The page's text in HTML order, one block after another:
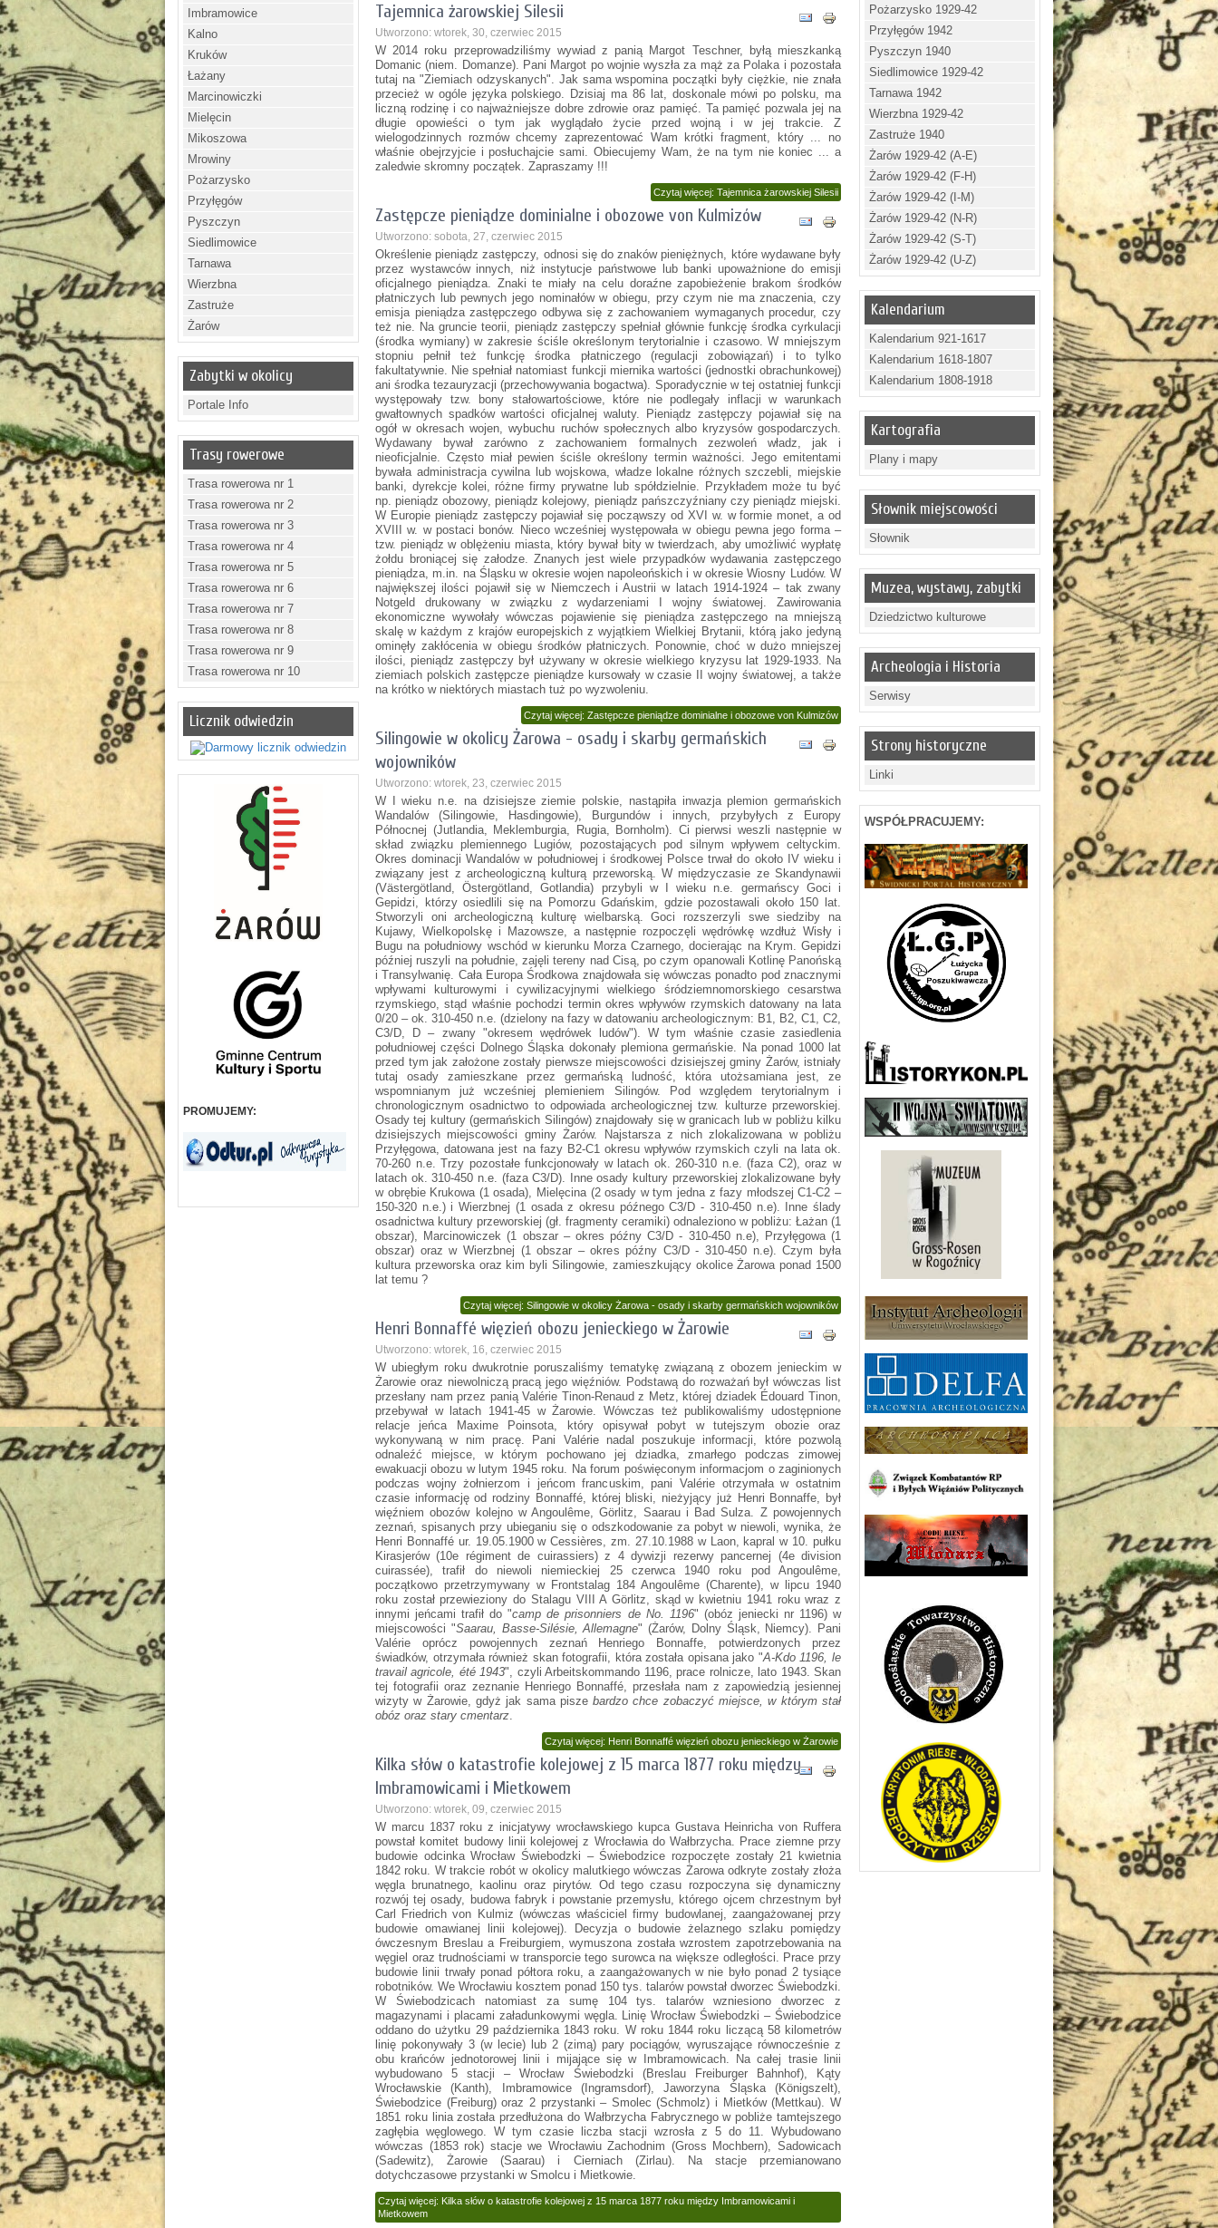
Imbramowice
Kalno
Kruków
Łażany
Marcinowiczki
Mielęcin
Mikoszowa
Mrowiny
Pożarzysko
Przyłęgów
Pyszczyn
Siedlimowice
Tarnawa
Wierzbna
Zastruże
Żarów
Zabytki w okolicy
Portale Info
Trasy rowerowe
Trasa rowerowa nr 1
Trasa rowerowa nr 2
Trasa rowerowa nr 3
Trasa rowerowa nr 4
Trasa rowerowa nr 5
Trasa rowerowa nr 6
Trasa rowerowa nr 7
Trasa rowerowa nr 8
Trasa rowerowa nr 9
Trasa rowerowa nr 10
Licznik odwiedzin
PROMUJEMY:
Tajemnica żarowskiej Silesii
Utworzono: wtorek, 30, czerwiec 2015
W 2014 roku przeprowadziliśmy wywiad z panią Margot Teschner, byłą mieszkanką
Domanic (niem. Domanze). Pani Margot po wojnie wyszła za mąż za Polaka i pozostała
tutaj na "Ziemiach odzyskanych". Jak sama wspomina początki były ciężkie, nie znała
przecież w ogóle języka polskiego. Dzisiaj ma 86 lat, doskonale mówi po polsku, ma
liczną rodzinę i co najważniejsze dobre zdrowie oraz pamięć. Ta pamięć pozwala jej na
długie opowieści o tym jak wyglądało życie przed wojną i w jej trakcie. Z
wielogodzinnych rozmów chcemy zaprezentować Wam krótki fragment, który ... no
właśnie obejrzyjcie i posłuchajcie sami. Obiecujemy Wam, że na tym nie koniec ... a
zaledwie skromny początek. Zapraszamy !!!
Czytaj więcej: Tajemnica żarowskiej Silesii
Zastępcze pieniądze dominialne i obozowe von Kulmizów
Utworzono: sobota, 27, czerwiec 2015
Określenie pieniądz zastępczy, odnosi się do znaków pieniężnych, które wydawane były
przez wystawców innych, niż instytucje państwowe lub banki upoważnione do emisji
oficjalnego pieniądza. Znaki te miały na celu doraźne zapobieżenie brakom środków
płatniczych lub pewnych jego nominałów w obiegu, przy czym nie ma znaczenia, czy
emisja pieniądza zastępczego odbywa się z zachowaniem wymaganych procedur, czy
też nie. Na gruncie teorii, pieniądz zastępczy spełniał głównie funkcję środka cyrkulacji
(środka wymiany) w zakresie ściśle określonym terytorialnie i czasowo. W mniejszym
stopniu pełnił też funkcję środka płatniczego (regulacji zobowiązań) i to tylko
fakultatywnie. Nie spełniał natomiast funkcji miernika wartości (jednostki obrachunkowej)
ani środka tezauryzacji (przechowywania bogactwa). Sporadycznie w tej ostatniej funkcji
występowały tzw. bony stałowartościowe, które nie podlegały inflacji w warunkach
gwałtownych spadków wartości oficjalnej waluty. Pieniądz zastępczy pojawiał się na
ogół w okresach wojen, wybuchu ruchów społecznych albo kryzysów gospodarczych.
Wydawany bywał zarówno z zachowaniem formalnych zezwoleń władz, jak i
nieoficjalnie. Często miał pewien ściśle określony termin ważności. Jego emitentami
bywała administracja cywilna lub wojskowa, władze lokalne różnych szczebli, miejskie
banki, dyrekcje kolei, różne firmy prywatne lub spółdzielnie. Przykładem może tu być
np. pieniądz obozowy, pieniądz kolejowy, pieniądz pańszczyźniany czy pieniądz miejski.
W Europie pieniądz zastępczy pojawiał się począwszy od XVI w. w formie monet, a od
XVIII w. w postaci bonów. Nieco wcześniej występowała w obiegu pewna jego forma –
tzw. pieniądz w oblężeniu miasta, który bywał bity w twierdzach, aby umożliwić wypłatę
żołdu broniącej się załodze. Znanych jest wiele przypadków wydawania zastępczego
pieniądza, m.in. na Śląsku w okresie wojen napoleońskich i w okresie Wiosny Ludów. W
największej ilości pojawił się w Niemczech i Austrii w latach 1914-1924 – tak zwany
Notgeld drukowany w związku z wydarzeniami I wojny światowej. Zawirowania
ekonomiczne wywołały wówczas pojawienie się pieniądza zastępczego na mniejszą
skalę w każdym z krajów europejskich z wyjątkiem Wielkiej Brytanii, którą jako jedyną
ominęły zakłócenia w obiegu środków płatniczych. Ponownie, choć w dużo mniejszej
ilości, pieniądz zastępczy był używany w okresie wielkiego kryzysu lat 1929-1933. Na
ziemiach polskich zastępcze pieniądze kursowały w czasie II wojny światowej, a także
na krótko w niektórych miastach tuż po wyzwoleniu.
Czytaj więcej: Zastępcze pieniądze dominialne i obozowe von Kulmizów
Silingowie w okolicy Żarowa - osady i skarby germańskich
wojowników
Utworzono: wtorek, 23, czerwiec 2015
W I wieku n.e. na dzisiejsze ziemie polskie, nastąpiła inwazja plemion germańskich
Wandalów (Silingowie, Hasdingowie), Burgundów i innych, przybyłych z Europy
Północnej (Jutlandia, Meklemburgia, Rugia, Bornholm). Ci pierwsi weszli następnie w
skład związku plemiennego Lugiów, pozostających pod silnym wpływem celtyckim.
Okres dominacji Wandalów w południowej i środkowej Polsce trwał do około IV wieku i
związany jest z archeologiczną kulturą przeworską. W międzyczasie ze Skandynawii
(Västergötland, Östergötland, Gotlandia) przybyli w I wieku n.e. germańscy Goci i
Gepidzi, którzy osiedlili się na Pomorzu Gdańskim, gdzie pozostawali około 150 lat.
Stworzyli oni archeologiczną kulturę wielbarską. Goci rozszerzyli swe siedziby na
Kujawy, Wielkopolskę i Mazowsze, a następnie rozpoczęli wędrówkę wzdłuż Wisły i
Bugu na południowy wschód w kierunku Morza Czarnego, docierając na Krym. Gepidzi
później ruszyli na południe, zajęli tereny nad Cisą, po czym opanowali Kotlinę Panońską
i Transylwanię. Cała Europa Środkowa znajdowała się wówczas ponadto pod znacznymi
wpływami kulturowymi i cywilizacyjnymi wielkiego śródziemnomorskiego cesarstwa
rzymskiego, stąd właśnie pochodzi termin okres wpływów rzymskich datowany na lata
0/20 – ok. 310-450 n.e. (dzielony na fazy w datowaniu archeologicznym: B1, B2, C1, C2,
C3/D, D – zwany "okresem wędrówek ludów"). W tym właśnie czasie zasiedlenia
południowej części Dolnego Śląska dokonały plemiona germańskie. Na ponad 1000 lat
przed tym jak założone zostały pierwsze miejscowości dzisiejszej gminy Żarów, istniały
tutaj osady zamieszkane przez germańską ludność, która utożsamiana jest, ze
wspomnianym już wcześniej plemieniem Silingów. Pod względem terytorialnym i
chronologicznym osadnictwo to odpowiada archeologicznej tzw. kulturze przeworskiej.
Osady tej kultury (germańskich Silingów) znajdowały się w granicach lub w pobliżu kilku
dzisiejszych miejscowości gminy Żarów. Najstarsza z nich zlokalizowana w pobliżu
Przyłęgowa, datowana jest na fazy B2-C1 okresu wpływów rzymskich czyli na lata ok.
70-260 n.e. Trzy pozostałe funkcjonowały w latach ok. 260-310 n.e. (faza C2), oraz w
latach ok. 310-450 n.e. (faza C3/D). Inne osady kultury przeworskiej zlokalizowane były
w obrębie Krukowa (1 osada), Mielęcina (2 osady w tym jedna z fazy młodszej C1-C2 –
150-320 n.e.) i Wierzbnej (1 osada z okresu późnego C3/D - 310-450 n.e). Inne ślady
osadnictwa kultury przeworskiej (gł. fragmenty ceramiki) odnaleziono w pobliżu: Łażan (1
obszar), Marcinowiczek (1 obszar – okres późny C3/D - 310-450 n.e), Przyłęgowa (1
obszar) oraz w Wierzbnej (1 obszar – okres późny C3/D - 310-450 n.e). Czym była
kultura przeworska oraz kim byli Silingowie, zamieszkujący okolice Żarowa ponad 1500
lat temu ?
Czytaj więcej: Silingowie w okolicy Żarowa - osady i skarby germańskich wojowników
Henri Bonnaffé więzień obozu jenieckiego w Żarowie
Utworzono: wtorek, 16, czerwiec 2015
W ubiegłym roku dwukrotnie poruszaliśmy tematykę związaną z obozem jenieckim w
Żarowie oraz niewolniczą pracą jego więźniów. Podstawą do rozważań był wówczas list
przesłany nam przez panią Valérie Tinon-Renaud z Metz, której dziadek Édouard Tinon,
przebywał w latach 1941-45 w Żarowie. Wówczas też publikowaliśmy udostępnione
relacje jeńca Maxime Poinsota, który opisywał pobyt w tutejszym obozie oraz
wykonywaną w nim pracę. Pani Valérie nadal poszukuje informacji, które pozwolą
odnaleźć miejsce, w którym pochowano jej dziadka, zmarłego podczas zimowej
ewakuacji obozu w lutym 1945 roku. Na forum poświęconym informacjom o zaginionych
podczas wojny żołnierzom i jeńcom francuskim, pani Valérie otrzymała w ostatnim
czasie informację od rodziny Bonnaffé, której bliski, nieżyjący już Henri Bonnaffe, był
więźniem obozów kolejno w Angoulême, Görlitz, Saarau i Bad Sulza. Z powojennych
zeznań, spisanych przy ubieganiu się o odszkodowanie za pobyt w niewoli, wynika, że
Henri Bonnaffé ur. 19.05.1900 w Cessières, zm. 27.10.1988 w Laon, kapral w 10. pułku
Kirasjerów (10e régiment de cuirassiers) z 4 dywizji rezerwy pancernej (4e division
cuirassée), trafił do niewoli niemieckiej 25 czerwca 1940 roku pod Angoulême,
początkowo przetrzymywany w Frontstalag 184 Angoulême (Charente), w lipcu 1940
roku został przewieziony do Stalagu VIII A Görlitz, skąd w kwietniu 1941 roku wraz z
innymi jeńcami trafił do "camp de prisonniers de No. 1196" (obóz jeniecki nr 1196) w
miejscowości "Saarau, Basse-Silésie, Allemagne" (Żarów, Dolny Śląsk, Niemcy). Pani
Valérie oprócz powojennych zeznań Henriego Bonnaffe, potwierdzonych przez
świadków, otrzymała również skan fotografii, która została opisana jako "A-Kdo 1196, le
travail agricole, été 1943", czyli Arbeitskommando 1196, prace rolnicze, lato 1943. Skan
tej fotografii oraz zeznanie Henriego Bonnaffé, przesłała nam z zapowiedzią jesiennej
wizyty w Żarowie, gdyż jak sama piszebardzo chce zobaczyć miejsce, w którym stał
obóz oraz stary cmentarz.
Czytaj więcej: Henri Bonnaffé więzień obozu jenieckiego w Żarowie
Kilka słów o katastrofie kolejowej z 15 marca 1877 roku między
Imbramowicami i Mietkowem
Utworzono: wtorek, 09, czerwiec 2015
W marcu 1837 roku z inicjatywy wrocławskiego kupca Gustava Heinricha von Ruffera
powstał komitet budowy linii kolejowej z Wrocławia do Wałbrzycha. Prace ziemne przy
budowie odcinka Wrocław Świebodzki – Świebodzice rozpoczęte zostały 21 kwietnia
1842 roku. W trakcie robót w okolicy malutkiego wówczas Żarowa odkryte zostały złoża
węgla brunatnego, kaolinu oraz pirytów. Od tego czasu rozpoczyna się dynamiczny
rozwój tej osady, budowa fabryk i powstanie przemysłu, którego ojcem chrzestnym był
Carl Friedrich von Kulmiz (wówczas właściciel firmy budowlanej, zaangażowanej przy
budowie omawianej linii kolejowej). Decyzja o budowie żelaznego szlaku pomiędzy
ówczesnym Breslau a Freiburgiem, wymuszona została wzrostem zapotrzebowania na
węgiel oraz trudnościami w transporcie tego surowca na większe odległości. Prace przy
budowie linii trwały ponad półtora roku, a zaangażowanych w nie było ponad 2 tysiące
robotników. We Wrocławiu kosztem ponad 150 tys. talarów powstał dworzec Świebodzki.
W Świebodzicach natomiast za sumę 104 tys. talarów wzniesiono dworzec z
magazynami i placami załadunkowymi węgla. Linię Wrocław Świebodzki – Świebodzice
oddano do użytku 29 października 1843 roku. W roku 1844 roku liczącą 58 kilometrów
linię pokonywały 3 (w lecie) lub 2 (zimą) pary pociągów, wyruszające równocześnie z
obu krańców jednotorowej linii i mijające się w Imbramowicach. Na całej trasie linii
wybudowano 5 stacji – Wrocław Świebodzki (Breslau Freiburger Bahnhof), Kąty
Wrocławskie (Kanth), Imbramowice (Ingramsdorf), Jaworzyna Śląska (Königszelt),
Świebodzice (Freiburg) oraz 2 przystanki – Smolec (Schmolz) i Mietków (Mettkau). W
1851 roku linia została przedłużona do Wałbrzycha Fabrycznego w pobliże tamtejszego
zagłębia węglowego. W tym czasie liczba stacji wzrosła z 5 do 11. Wybudowano
wówczas (1853 rok) stacje we Wrocławiu Zachodnim (Gross Mochbern), Sadowicach
(Sadewitz), Żarowie (Saarau) i Cierniach (Zirlau). Na stacje przemianowano
dotychczasowe przystanki w Smolcu i Mietkowie.
Czytaj więcej: Kilka słów o katastrofie kolejowej z 15 marca 1877 roku między Imbramowicami i
Mietkowem
Pożarzysko 1929-42
Przyłęgów 1942
Pyszczyn 1940
Siedlimowice 1929-42
Tarnawa 1942
Wierzbna 1929-42
Zastruże 1940
Żarów 1929-42 (A-E)
Żarów 1929-42 (F-H)
Żarów 1929-42 (I-M)
Żarów 1929-42 (N-R)
Żarów 1929-42 (S-T)
Żarów 1929-42 (U-Z)
Kalendarium
Kalendarium 921-1617
Kalendarium 1618-1807
Kalendarium 1808-1918
Kartografia
Plany i mapy
Słownik miejscowości
Słownik
Muzea, wystawy, zabytki
Dziedzictwo kulturowe
Archeologia i Historia
Serwisy
Strony historyczne
Linki
WSPÓŁPRACUJEMY: